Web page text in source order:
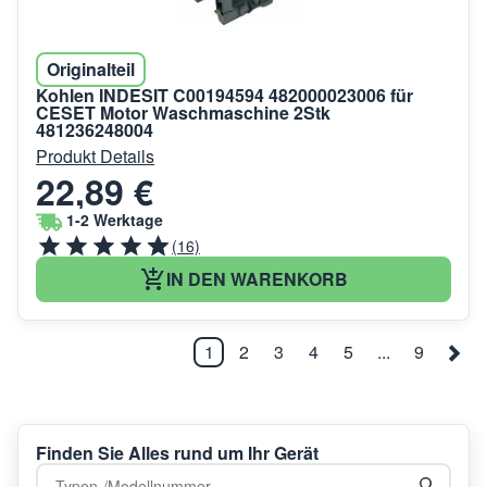
Originalteil
Kohlen INDESIT C00194594 482000023006 für
CESET Motor Waschmaschine 2Stk
481236248004
Produkt Details
22,89 €
1-2 Werktage
(16)
IN DEN WARENKORB
1 2 3 4 5 ... 9
Finden Sie Alles rund um Ihr Gerät